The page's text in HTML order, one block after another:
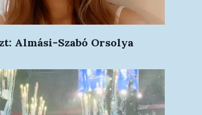
Almási-Szabó Orsolya